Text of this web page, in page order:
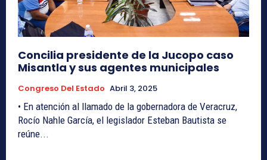
Concilia presidente de la Jucopo caso
Misantla y sus agentes municipales
Congreso Del Estado Abril 3, 2025
• En atención al llamado de la gobernadora de Veracruz,
Rocío Nahle García, el legislador Esteban Bautista se
reúne...